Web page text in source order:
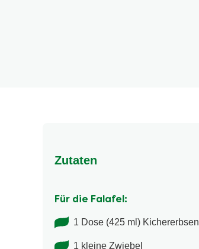
Zutaten
Für die Falafel:
1 Dose (425 ml) Kichererbsen
1 kleine Zwiebel